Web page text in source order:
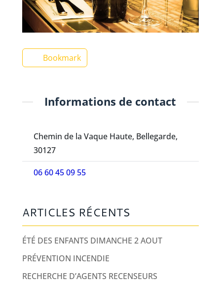
Bookmark
Informations de contact
Chemin de la Vaque Haute, Bellegarde,
30127
06 60 45 09 55
ARTICLES RÉCENTS
ÉTÉ DES ENFANTS DIMANCHE 2 AOUT
PRÉVENTION INCENDIE
RECHERCHE D’AGENTS RECENSEURS